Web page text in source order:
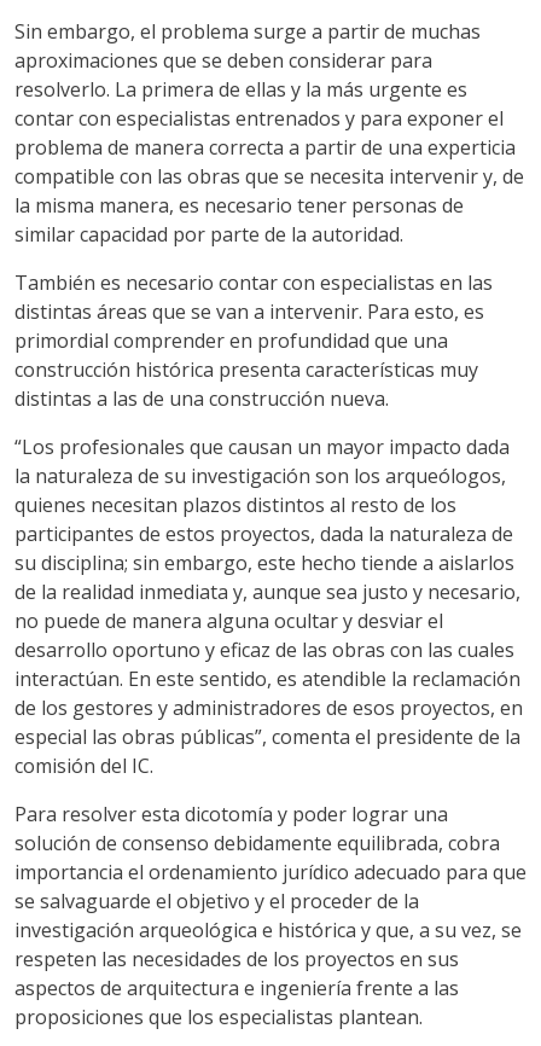
Sin embargo, el problema surge a partir de muchas
aproximaciones que se deben considerar para
resolverlo. La primera de ellas y la más urgente es
contar con especialistas entrenados y para exponer el
problema de manera correcta a partir de una experticia
compatible con las obras que se necesita intervenir y, de
la misma manera, es necesario tener personas de
similar capacidad por parte de la autoridad.
También es necesario contar con especialistas en las
distintas áreas que se van a intervenir. Para esto, es
primordial comprender en profundidad que una
construcción histórica presenta características muy
distintas a las de una construcción nueva.
“Los profesionales que causan un mayor impacto dada
la naturaleza de su investigación son los arqueólogos,
quienes necesitan plazos distintos al resto de los
participantes de estos proyectos, dada la naturaleza de
su disciplina; sin embargo, este hecho tiende a aislarlos
de la realidad inmediata y, aunque sea justo y necesario,
no puede de manera alguna ocultar y desviar el
desarrollo oportuno y eficaz de las obras con las cuales
interactúan. En este sentido, es atendible la reclamación
de los gestores y administradores de esos proyectos, en
especial las obras públicas”, comenta el presidente de la
comisión del IC.
Para resolver esta dicotomía y poder lograr una
solución de consenso debidamente equilibrada, cobra
importancia el ordenamiento jurídico adecuado para que
se salvaguarde el objetivo y el proceder de la
investigación arqueológica e histórica y que, a su vez, se
respeten las necesidades de los proyectos en sus
aspectos de arquitectura e ingeniería frente a las
proposiciones que los especialistas plantean.